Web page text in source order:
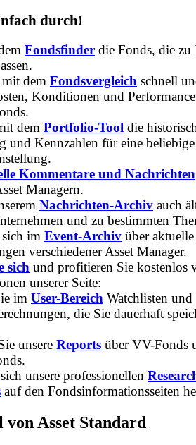
durch!
Fondsfinder die Fonds, die zu
dem Fondsvergleich schnell
Konditionen und Performance
dem Portfolio-Tool die
und Kennzahlen für eine beliebige
Kommentare und Nachrichten
Managern.
Nachrichten-Archiv auch
und zu bestimmten
im Event-Archiv über
verschiedener Asset Manager.
sich und profitieren Sie kostenlos
unserer Seite:
im User-Bereich Watchlisten und
die Sie dauerhaft
unsere Reports über VV-Fonds
unsere professionellen
auf den Fondsinformationsseiten
Asset Standard